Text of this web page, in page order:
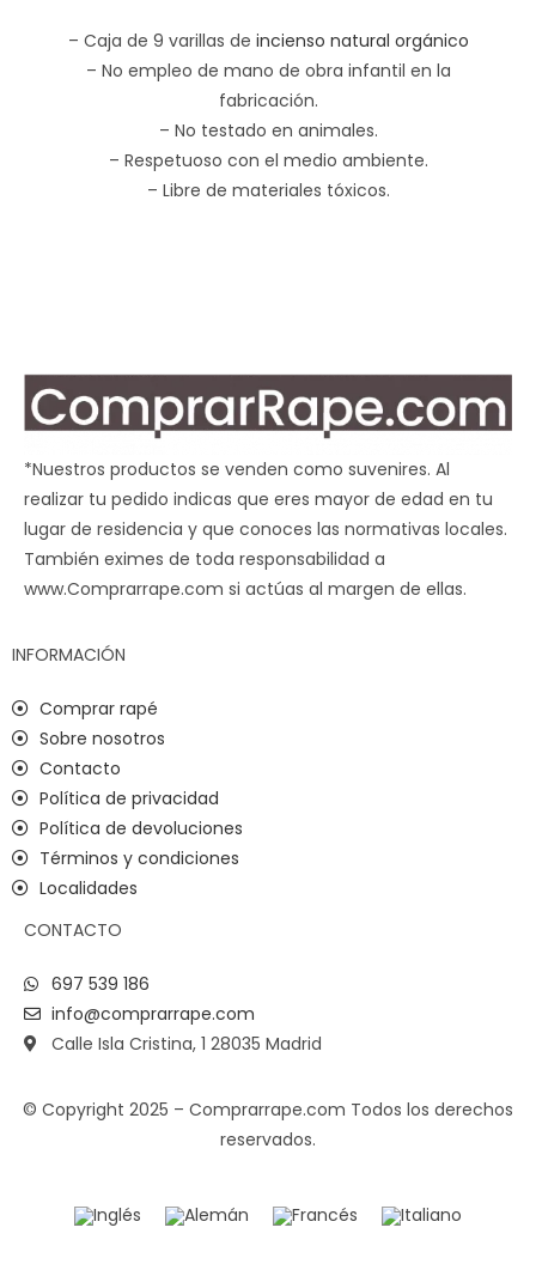
– Caja de 9 varillas de incienso natural orgánico
– No empleo de mano de obra infantil en la
fabricación.
– No testado en animales.
– Respetuoso con el medio ambiente.
– Libre de materiales tóxicos.
*Nuestros productos se venden como suvenires. Al
realizar tu pedido indicas que eres mayor de edad en tu
lugar de residencia y que conoces las normativas locales.
También eximes de toda responsabilidad a
www.Comprarrape.com si actúas al margen de ellas.
INFORMACIÓN
Comprar rapé
Sobre nosotros
Contacto
Política de privacidad
Política de devoluciones
Términos y condiciones
Localidades
CONTACTO
697 539 186
info@comprarrape.com
Calle Isla Cristina, 1 28035 Madrid
© Copyright 2025 – Comprarrape.com Todos los derechos
reservados.